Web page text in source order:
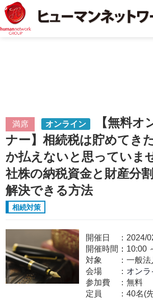
満席 オンライン
【無料オ
ナー】相続税は貯めてき
か払えないと思っていま
社株の納税資金と財産分
解決できる方法
相続対策
開催日
2024/
開催時間： 10:00
対象
一般法
会場
オンラ
参加費
無料
定員
40名(